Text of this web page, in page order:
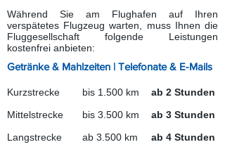
Während Sie am Flughafen auf Ihren
verspätetes Flugzeug warten, muss Ihnen die
Fluggesellschaft folgende Leistungen
kostenfrei anbieten:
Getränke & Mahlzeiten | Telefonate & E-Mails
Kurzstrecke
Mittelstrecke
Langstrecke
bis 1.500 km
bis 3.500 km
ab 3.500 km
ab 2 Stunden​
ab 3 Stunden
ab 4 Stunden